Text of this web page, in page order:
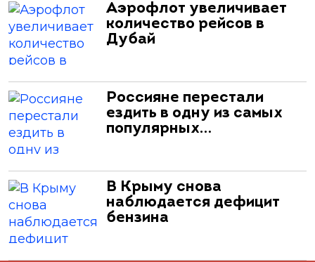
Аэрофлот увеличивает
количество рейсов в
Дубай
Россияне перестали
ездить в одну из самых
популярных…
В Крыму снова
наблюдается дефицит
бензина